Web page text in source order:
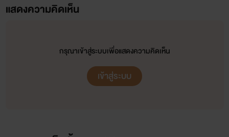
แสดงความคิดเห็น
กรุณาเข้าสู่ระบบเพื่อแสดงความคิดเห็น
เข้าสู่ระบบ